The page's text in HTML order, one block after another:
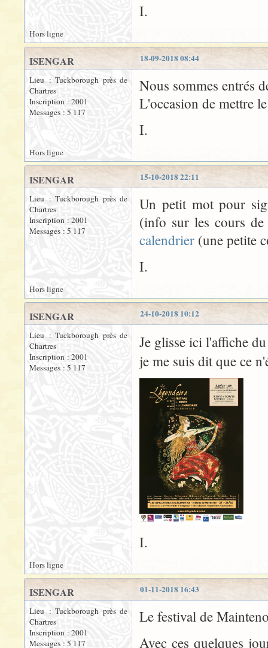
I.
Hors ligne
18-09-2018 08:44
ISENGAR
Lieu : Tuckborough près de
Chartres
Inscription : 2001
Messages : 5 117
Nous sommes entrés
L'occasion de mettre
I.
Hors ligne
15-10-2018 22:11
ISENGAR
Lieu : Tuckborough près de
Chartres
Inscription : 2001
Messages : 5 117
Un petit mot pour
(info sur les cours
calendrier (une petite
I.
Hors ligne
24-10-2018 10:12
ISENGAR
Lieu : Tuckborough près de
Chartres
Inscription : 2001
Messages : 5 117
Je glisse ici l'affiche
je me suis dit que ce
I.
Hors ligne
01-11-2018 16:43
ISENGAR
Lieu : Tuckborough près de
Chartres
Inscription : 2001
Messages : 5 117
Le festival de
Avec ces quelques